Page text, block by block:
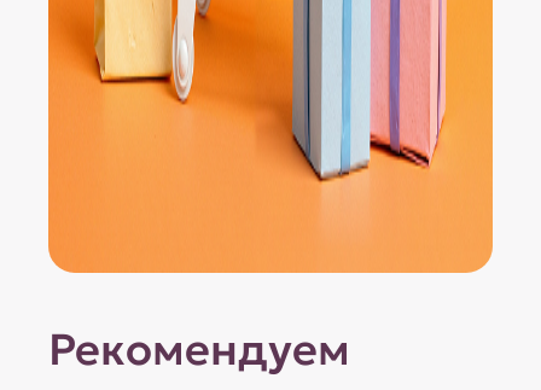
Рекомендуем